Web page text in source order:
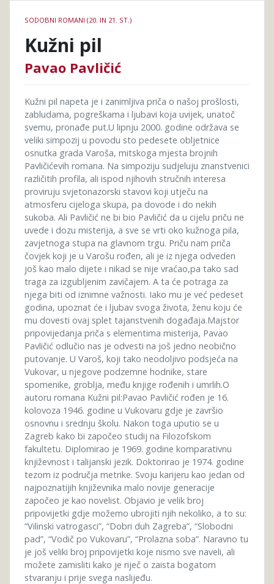
knjige
SODOBNI ROMANI (20. IN 21. ST.)
Kužni pil
Pavao Pavličić
Kužni pil napeta je i zanimljiva priča o našoj prošlosti,
zabludama, pogreškama i ljubavi koja uvijek, unatoč
svemu, pronađe put.U lipnju 2000. godine održava se
veliki simpozij u povodu sto pedesete obljetnice
osnutka grada Varoša, mitskoga mjesta brojnih
Pavličićevih romana. Na simpoziju sudjeluju znanstvenici
različitih profila, ali ispod njihovih stručnih interesa
proviruju svjetonazorski stavovi koji utječu na
atmosferu cijeloga skupa, pa dovode i do nekih
sukoba. Ali Pavličić ne bi bio Pavličić da u cijelu priču ne
uvede i dozu misterija, a sve se vrti oko kužnoga pila,
zavjetnoga stupa na glavnom trgu. Priču nam priča
čovjek koji je u Varošu rođen, ali je iz njega odveden
još kao malo dijete i nikad se nije vraćao,pa tako sad
traga za izgubljenim zavičajem. A ta će potraga za
njega biti od iznimne važnosti. Iako mu je već pedeset
godina, upoznat će i ljubav svoga života, ženu koju će
mu dovesti ovaj splet tajanstvenih događaja.Majstor
pripovijedanja priča s elementima misterija, Pavao
Pavličić odlučio nas je odvesti na još jedno neobično
putovanje. U Varoš, koji tako neodoljivo podsjeća na
Vukovar, u njegove podzemne hodnike, stare
spomenike, groblja, među knjige rođenih i umrlih.O
autoru romana Kužni pil:Pavao Pavličić rođen je 16.
kolovoza 1946. godine u Vukovaru gdje je završio
osnovnu i srednju školu. Nakon toga uputio se u
Zagreb kako bi započeo studij na Filozofskom
fakultetu. Diplomirao je 1969. godine komparativnu
književnost i talijanski jezik. Doktorirao je 1974. godine
tezom iz područja metrike. Svoju karijeru kao jedan od
najpoznatijih književnika malo novije generacije
započeo je kao novelist. Objavio je velik broj
pripovijetki gdje možemo ubrojiti njih nekoliko, a to su:
“Vilinski vatrogasci”, “Dobri duh Zagreba”, “Slobodni
pad”, “Vodič po Vukovaru”, “Prolazna soba”. Naravno tu
je još veliki broj pripovijetki koje nismo sve naveli, ali
možete zamisliti kako je riječ o zaista bogatom
stvaranju i prije svega naslijeđu.